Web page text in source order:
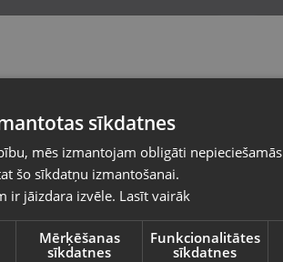
lietots (Garantija 14 dienas)
būs attēlots izvēlētajā valodā
sīkdatnes
mēs izmantojam obligāti
šo sīkdatņu izmantošanai.
ir jāizdara izvēle. Lasīt vairāk
Mērķēšanas
sīkdatnes
Funkcionalitātes
sīkdatnes